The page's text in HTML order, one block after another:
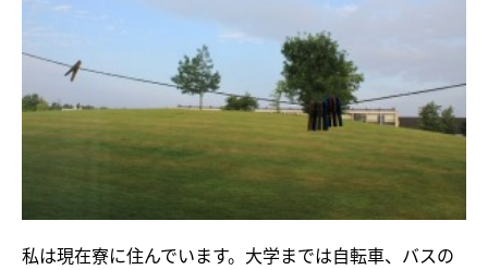
私は現在寮に住んでいます。大学までは自転車、バスの